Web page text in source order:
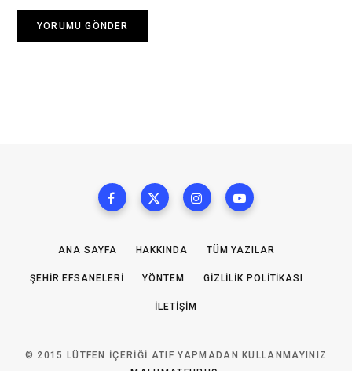
ANA SAYFA HAKKINDA TÜM YAZILAR
ŞEHIR EFSANELERI YÖNTEM GIZLILIK POLITIKASI
İLETIŞIM
© 2015 LÜTFEN IÇERIĞI ATIF YAPMADAN KULLANMAYINIZ